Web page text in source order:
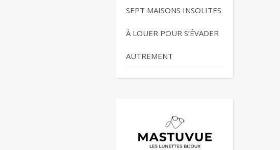
SEPT MAISONS INSOLITES
À LOUER POUR S’ÉVADER
AUTREMENT